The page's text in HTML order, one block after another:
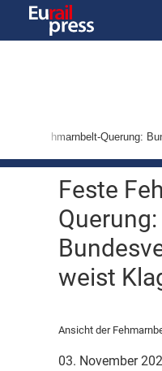
Feste Fehmarnbelt-Querung:
Feste
Querung:
weist
Ansicht der
03. November